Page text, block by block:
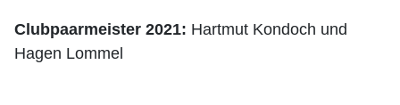
Clubpaarmeister 2021: Hartmut Kondoch und
Hagen Lommel